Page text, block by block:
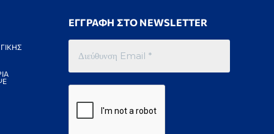
ΕΓΓΡΑΦΗ ΣΤΟ NEWSLETTER